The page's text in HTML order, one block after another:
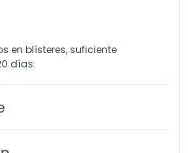
en blísteres, suficiente
días.